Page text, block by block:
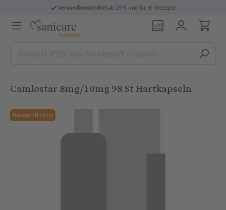
versandkostenfreiab 29 € und für E-Rezepte
Camlostar 8mg/10mg 98 St Hartkapseln
Rezeptpflichtig